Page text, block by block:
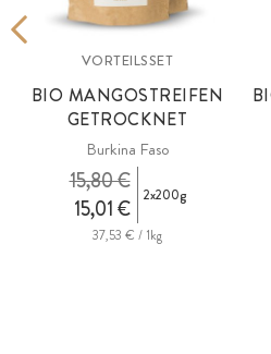
VORTEILSSET
BIO MANGOSTREIFEN
GETROCKNET
Burkina Faso
15,01 €
15,80 € 2x200g
37,53 € / 1kg